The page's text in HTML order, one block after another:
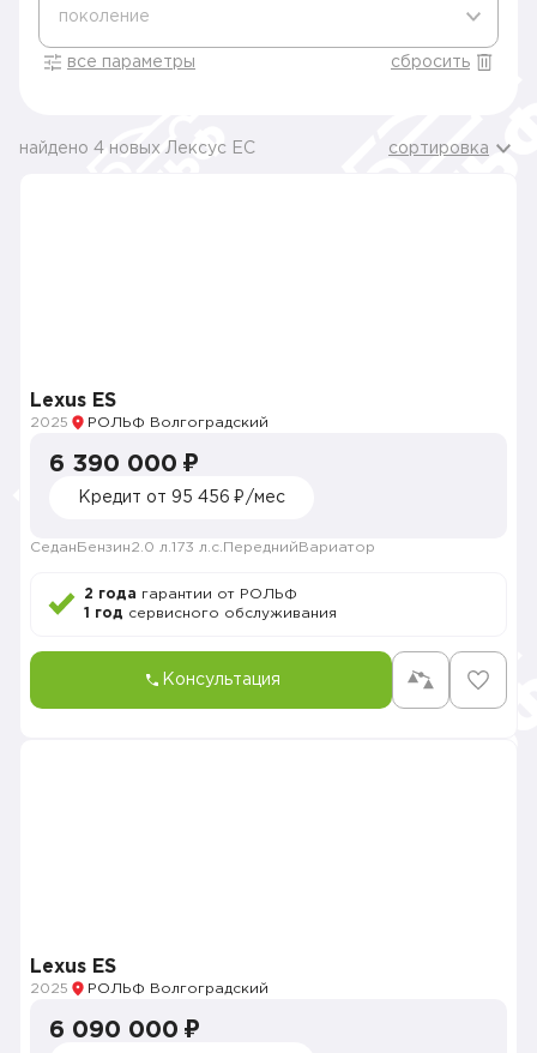
поколение
все параметры сбросить
найдено 4 новых Лексус ЕС сортировка
Lexus ES
2025 РОЛЬФ Волгоградский
6 390 000 ₽
Кредит от 95 456 ₽/мес
Седан Бензин2.0 л. 173 л.с. Передний Вариатор
2 года гарантии от РОЛЬФ
1 год сервисного обслуживания
Консультация
Lexus ES
2025 РОЛЬФ Волгоградский
6 090 000 ₽